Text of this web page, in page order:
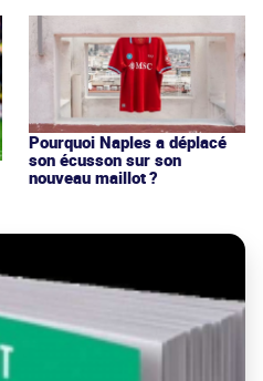
Pourquoi Naples a déplacé
son écusson sur son
nouveau maillot ?